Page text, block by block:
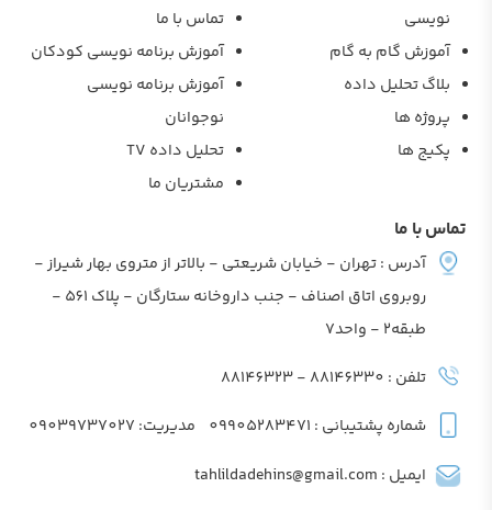
نویسی
آموزش گام به گام
بلاگ تحلیل داده
پروژه ها
پکیج ها
تماس با ما
آموزش برنامه نویسی کودکان
آموزش برنامه نویسی
نوجوانان
تحلیل داده TV
مشتریان ما
تماس با ما
آدرس : تهران - خیابان شریعتی - بالاتر از متروی بهار شیراز -
روبروی اتاق اصناف - جنب داروخانه ستارگان - پلاک 561 -
طبقه2 - واحد7
تلفن : 88146330 - 88146323
شماره پشتیبانی : 09905283471 مدیریت: 09039737027
ایمیل : tahlildadehins@gmail.com